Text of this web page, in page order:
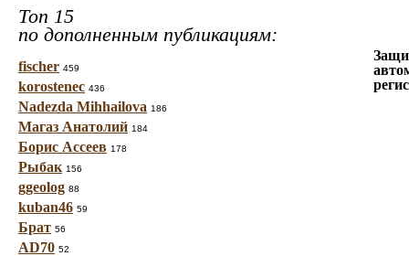
Топ 15
по дополненным публикациям:
fischer 459
korostenec 436
Nadezda Mihhailova 186
Магаз Анатолий 184
Борис Ассеев 178
Рыбак 156
ggeolog 88
kuban46 59
Брат 56
AD70 52